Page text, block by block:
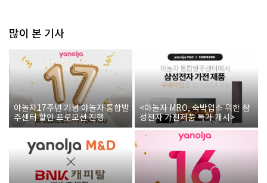
많이 본 기사
야놀자17주년 기념 야놀자 통합발
주센터 할인 프로모션 진행
<야놀자 MRO, 숙박업소 위한 삼
성전자 가전제품 특가 개시>